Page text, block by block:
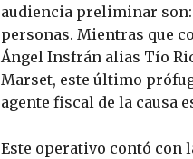
audiencia preliminar son:
personas. Mientras que
Ángel Insfrán alias Tío
Marset, este último
agente fiscal de la causa
Este operativo contó con